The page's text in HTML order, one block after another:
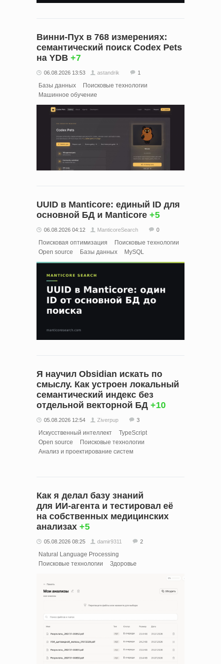
Винни-Пух в 768 измерениях:
семантический поиск Codex Pets
на YDB +7
06.08.2026 13:53 astandrik 1
Базы данных
Поисковые технологии
Машинное обучение
UUID в Manticore: единый ID для
основной БД и Manticore +5
06.08.2026 04:12 ManticoreSearch 0
Поисковая оптимизация
Поисковые технологии
Open source
Базы данных MySQL
Я научил Obsidian искать по
смыслу. Как устроен локальный
семантический индекс без
отдельной векторной БД +10
05.08.2026 12:54 Ziverpup 3
Искусственный интеллект
TypeScript
Open source
Поисковые технологии
Анализ и проектирование систем
Как я делал базу знаний
для ИИ‑агента и тестировал её
на собственных медицинских
анализах +5
05.08.2026 08:25 damir9311 2
Natural Language Processing
Поисковые технологии
Здоровье